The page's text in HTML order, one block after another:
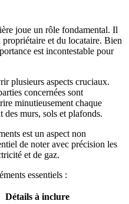
joue un rôle fondamental. Il
et du locataire. Bien
est incontestable pour
plusieurs aspects cruciaux.
concernées sont
minutieusement chaque
des murs, sols et plafonds.
est un aspect non
de noter avec précision les
et de gaz.
essentiels :
Détails à inclure